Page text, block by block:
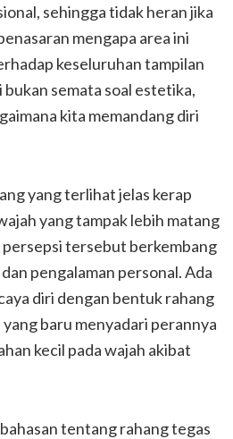
sehingga tidak heran jika
mengapa area ini
keseluruhan tampilan
semata soal estetika,
kita memandang diri
yang terlihat jelas kerap
yang tampak lebih matang
persepsi tersebut berkembang
pengalaman personal. Ada
diri dengan bentuk rahang
yang baru menyadari perannya
kecil pada wajah akibat
tentang rahang tegas